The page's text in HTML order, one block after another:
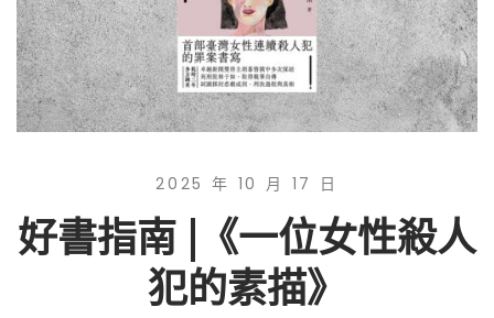
2025 年 10 月 17 日
好書指南 |《一位女性殺人
犯的素描》